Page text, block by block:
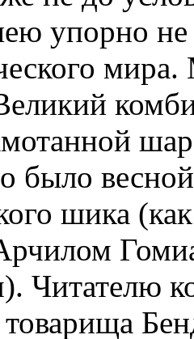
упорно не
было
шика
Читателю